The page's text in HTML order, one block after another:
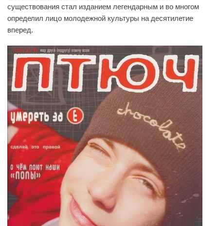
существования стал изданием легендарным и во многом
определил лицо молодежной культуры на десятилетие
вперед.